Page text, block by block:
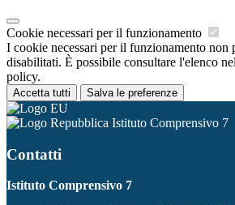
Cookie necessari per il funzionamento
I cookie necessari per il funzionamento non
disabilitati. È possibile consultare l'elenco
policy.
Accetta tutti Salva le preferenze
Istituto Comprensivo 7
Contatti
Istituto Comprensivo 7